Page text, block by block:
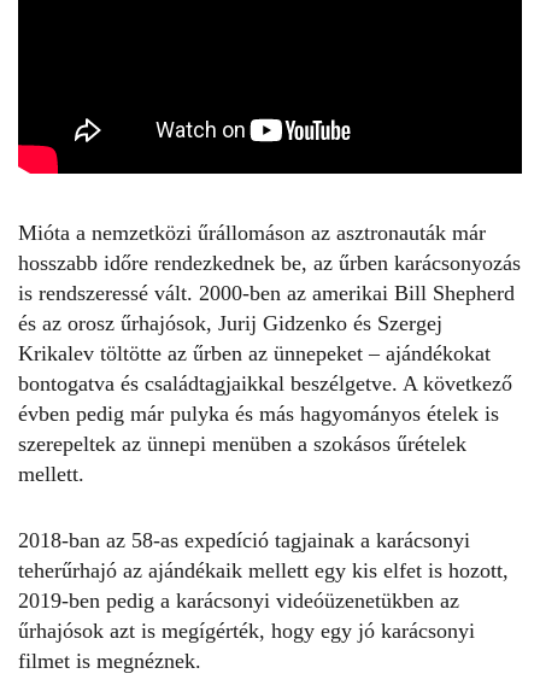
Mióta a nemzetközi űrállomáson az asztronauták már
hosszabb időre rendezkednek be, az űrben karácsonyozás
is rendszeressé vált. 2000-ben az amerikai Bill Shepherd
és az orosz űrhajósok, Jurij Gidzenko és Szergej
Krikalev töltötte az űrben az ünnepeket – ajándékokat
bontogatva és családtagjaikkal beszélgetve. A következő
évben pedig már pulyka és más hagyományos ételek is
szerepeltek az ünnepi menüben a szokásos űrételek
mellett.
2018-ban az 58-as expedíció tagjainak a karácsonyi
teherűrhajó az ajándékaik mellett egy kis elfet is hozott,
2019-ben pedig a karácsonyi videóüzenetükben az
űrhajósok azt is megígérték, hogy egy jó karácsonyi
filmet is megnéznek.